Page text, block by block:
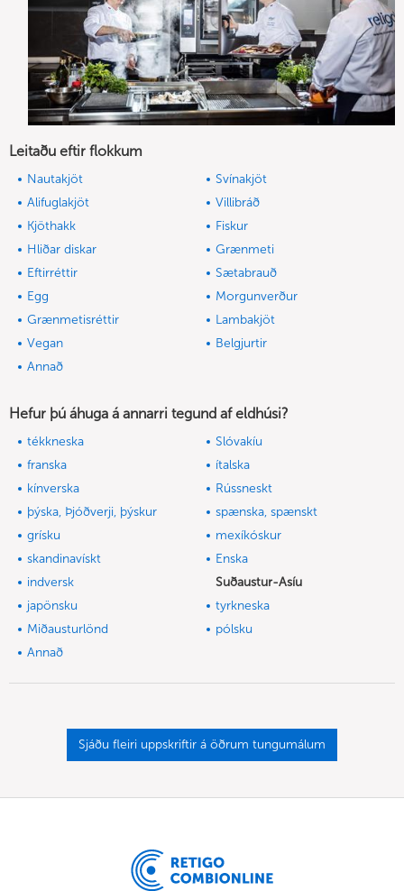
Leitaðu eftir flokkum
Nautakjöt
Svínakjöt
Alifuglakjöt
Villibráð
Kjöthakk
Fiskur
Hliðar diskar
Grænmeti
Eftirréttir
Sætabrauð
Egg
Morgunverður
Grænmetisréttir
Lambakjöt
Vegan
Belgjurtir
Annað
Hefur þú áhuga á annarri tegund af eldhúsi?
tékkneska
Slóvakíu
franska
ítalska
kínverska
Rússneskt
þýska, Þjóðverji, þýskur
spænska, spænskt
grísku
mexíkóskur
skandinavískt
Enska
indversk
Suðaustur-Asíu
japönsku
tyrkneska
Miðausturlönd
pólsku
Annað
Sjáðu fleiri uppskriftir á öðrum tungumálum